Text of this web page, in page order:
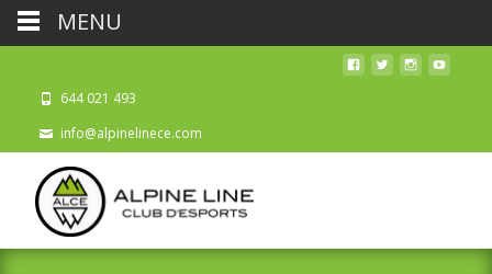
644 021 493
info@alpinelinece.com
MENU